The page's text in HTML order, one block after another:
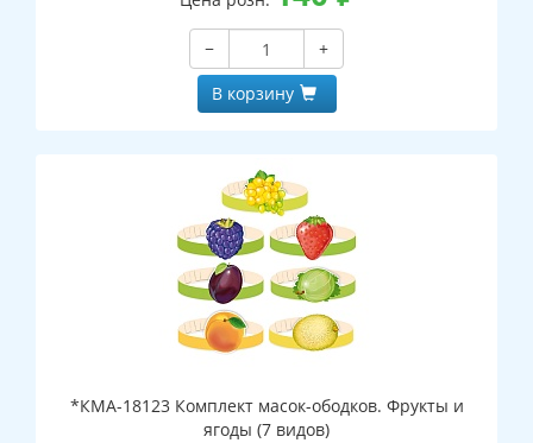
−
+
В корзину
*КМА-18123 Комплект масок-ободков. Фрукты и
ягоды (7 видов)